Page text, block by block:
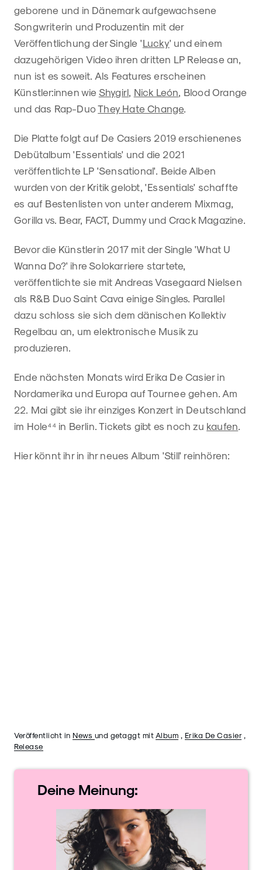
geborene und in Dänemark aufgewachsene
Songwriterin und Produzentin mit der
Veröffentlichung der Single 'Lucky' und einem
dazugehörigen Video ihren dritten LP Release an,
nun ist es soweit. Als Features erscheinen
Künstler:innen wie Shygirl Nick León , Blood Orange
und das Rap-DuoThey Hate Change
Die Platte folgt auf De Casiers 2019 erschienenes
Debütalbum 'Essentials' und die 2021
veröffentlichte LP 'Sensational'. Beide Alben
wurden von der Kritik gelobt, 'Essentials' schaffte
es auf Bestenlisten von unter anderem Mixmag,
Gorilla vs. Bear, FACT, Dummy und Crack Magazine.
Bevor die Künstlerin 2017 mit der Single 'What U
Wanna Do?' ihre Solokarriere startete,
veröffentlichte sie mit Andreas Vasegaard Nielsen
als R&B Duo Saint Cava einige Singles. Parallel
dazu schloss sie sich dem dänischen Kollektiv
Regelbau an, um elektronische Musik zu
produzieren.
Ende nächsten Monats wird Erika De Casier in
Nordamerika und Europa auf Tournee gehen. Am
22. Mai gibt sie ihr einziges Konzert in Deutschland
im Hole⁴⁴ in Berlin. Tickets gibt es noch zu kaufen
Hier könnt ihr in ihr neues Album 'Still' reinhören:
Veröffentlicht in News und getaggt mit Album Erika De Casier,
Release
Deine Meinung: